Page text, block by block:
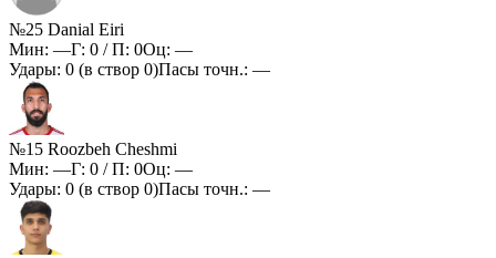
№25 Danial Eiri
Мин: —Г: 0 / П: 0Оц: —
Удары: 0 (в створ 0)Пасы точн.: —
№15 Roozbeh Cheshmi
Мин: —Г: 0 / П: 0Оц: —
Удары: 0 (в створ 0)Пасы точн.: —